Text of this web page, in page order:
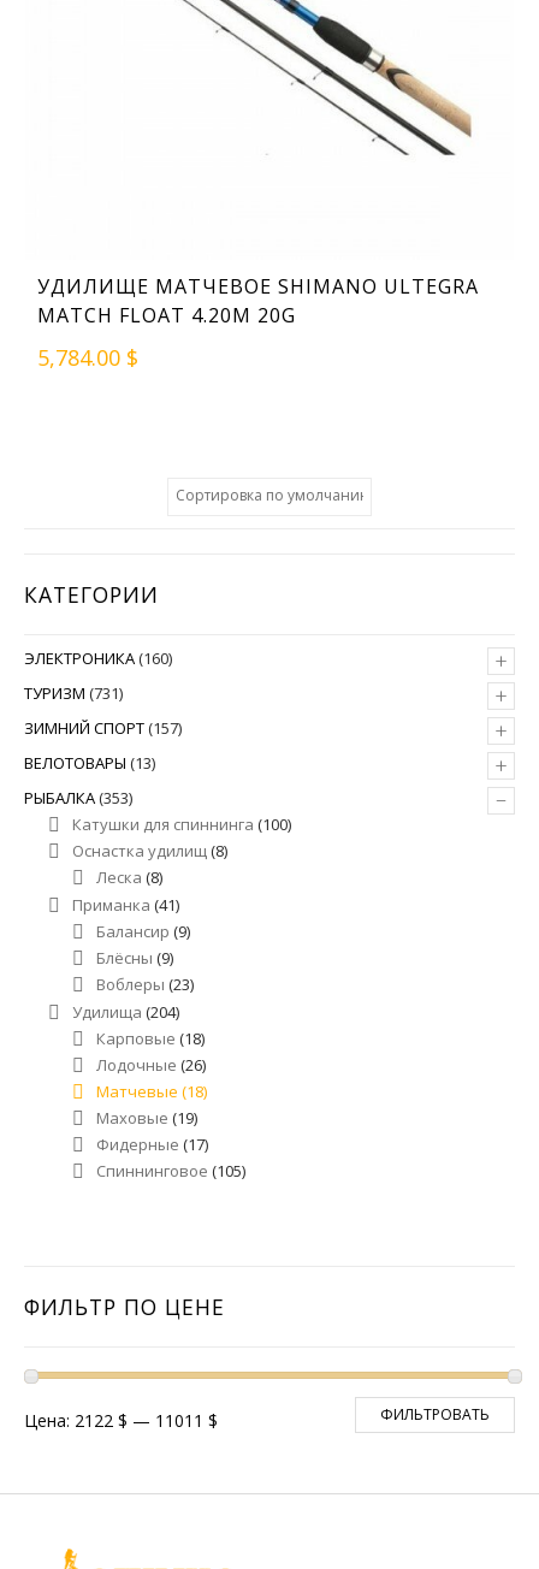
КАТЕГОРИИ
+
ЭЛЕКТРОНИКА(160)
+
ТУРИЗМ (731)
+
ЗИМНИЙ СПОРТ(157)
+
ВЕЛОТОВАРЫ (13)
–
РЫБАЛКА(353)
Катушки для спиннинга (100)
Оснастка удилищ(8)
Леска (8)
Приманка (41)
Балансир (9)
Блёсны (9)
Воблеры (23)
Удилища (204)
Карповые (18)
Лодочные (26)
Матчевые (18)
Маховые (19)
Фидерные (17)
Спиннинговое (105)
ФИЛЬТР ПО ЦЕНЕ
ФИЛЬТРОВАТЬ
Цена: 2122 $ — 11011 $
УДИЛИЩЕ МАТЧЕВОЕ SHIMANO ULTEGRA
MATCH FLOAT 4.20M 20G
5,784.00 $